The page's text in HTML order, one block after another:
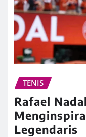
TENIS
Rafael
Legendaris